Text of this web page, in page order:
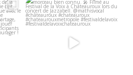
Une version intense et élégante
d’un morceau bien...
9 0